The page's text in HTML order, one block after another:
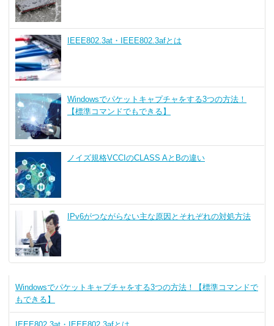
IEEE802.3at・IEEE802.3afとは
Windowsでパケットキャプチャをする3つの方法！
【標準コマンドでもできる】
ノイズ規格VCCIのCLASS AとBの違い
IPv6がつながらない主な原因とそれぞれの対処方法
Windowsでパケットキャプチャをする3つの方法！【標準コマンドで
もできる】